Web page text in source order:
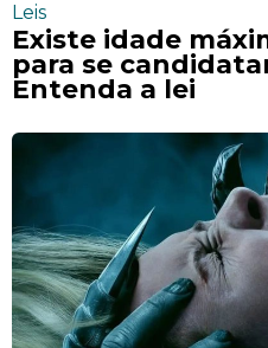
Leis
Existe idade
para se
Entenda a lei